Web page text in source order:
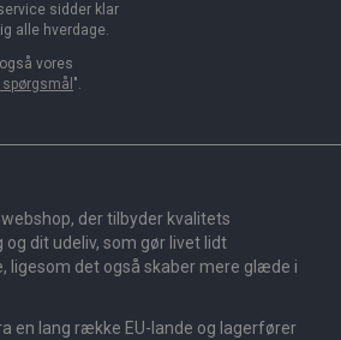
sidder klar
alle hverdage.
vores
".
der tilbyder kvalitets
og dit udeliv, som gør livet lidt
ligesom det også skaber mere glæde i
en lang række EU-lande og lagerfører